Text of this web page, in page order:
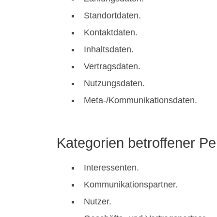
Standortdaten.
Kontaktdaten.
Inhaltsdaten.
Vertragsdaten.
Nutzungsdaten.
Meta-/Kommunikationsdaten.
Kategorien betroffener
Interessenten.
Kommunikationspartner.
Nutzer.